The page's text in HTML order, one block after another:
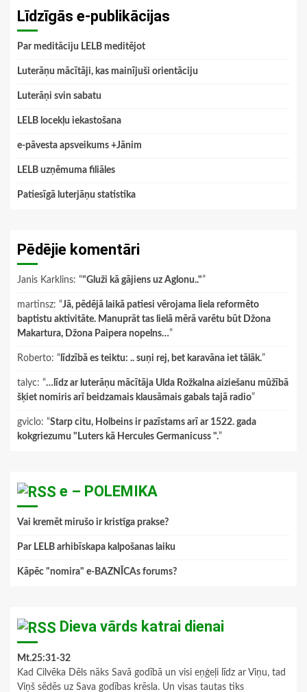
Līdzīgās e-publikācijas
Par meditāciju LELB meditējot
Luterāņu mācītāji, kas mainījuši orientāciju
Luterāņi svin sabatu
LELB locekļu iekastošana
e-pāvesta apsveikums +Jānim
LELB uzņēmuma filiāles
Patiesīgā luterjāņu statistika
Pēdējie komentāri
Janis Karklins: “"Gluži kā gājiens uz Aglonu.."”
martinsz: “Jā, pēdējā laikā patiesi vērojama liela reformēto
baptistu aktivitāte. Manuprāt tas lielā mērā varētu būt Džona
Makartura, Džona Paipera nopelns…”
Roberto: “ līdzībā es teiktu: .. suņi rej, bet karavāna iet tālāk.”
talyc: “…līdz ar luterāņu mācītāja Ulda Rožkalna aiziešanu mūžībā
šķiet nomiris arī beidzamais klausāmais gabals tajā radio”
gviclo: “Starp citu, Holbeins ir pazīstams arī ar 1522. gada
kokgriezumu "Luters kā Hercules Germanicuss ".”
e – POLEMIKA
Vai kremēt mirušo ir kristīga prakse?
Par LELB arhibīskapa kalpošanas laiku
Kāpēc "nomira" e-BAZNĪCAs forums?
Dieva vārds katrai dienai
Mt.25:31-32
Kad Cilvēka Dēls nāks Savā godībā un visi eņģeļi līdz ar Viņu, tad
Viņš sēdēs uz Sava godības krēsla. Un visas tautas tiks